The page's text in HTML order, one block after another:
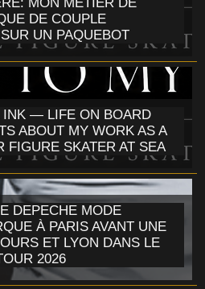
DE COUPLE
UN PAQUEBOT
INK — LIFE ON BOARD
ABOUT MY WORK AS A
FIGURE SKATER AT SEA
DEPECHE MODE
À PARIS AVANT UNE
ET LYON DANS LE
2026